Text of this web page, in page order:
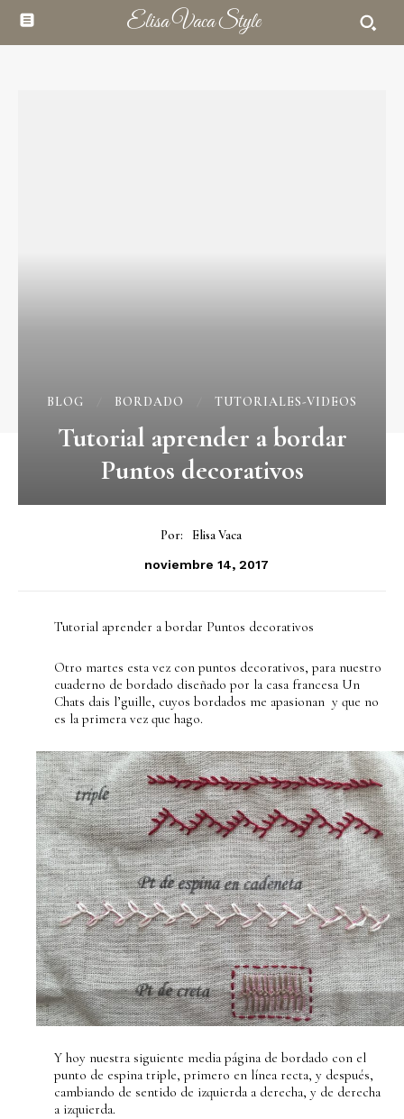
Elisa Vaca Style
BLOG BORDADO TUTORIALES-VIDEOS
Tutorial aprender a bordar
Puntos decorativos
Por: Elisa Vaca
noviembre 14, 2017
Tutorial aprender a bordar Puntos decorativos
Otro martes esta vez con puntos decorativos, para nuestro
cuaderno de bordado diseñado por la casa francesa Un
Chats dais l’guille, cuyos bordados me apasionan y que no
es la primera vez que hago.
Y hoy nuestra siguiente media página de bordado con el
punto de espina triple, primero en línea recta, y después,
cambiando de sentido de izquierda a derecha, y de derecha
a izquierda.